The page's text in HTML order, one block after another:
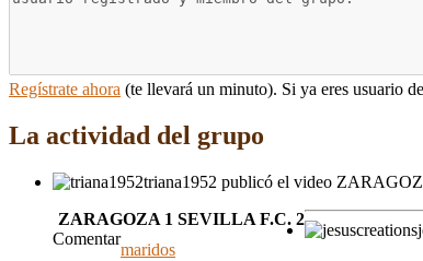
Regístrate ahora (te llevará un minuto). Si ya eres usuario
La actividad del grupo
triana1952 publicó el video
ZARAGOZA 1 SEVILLA F.C. 2
Comentar
maridos